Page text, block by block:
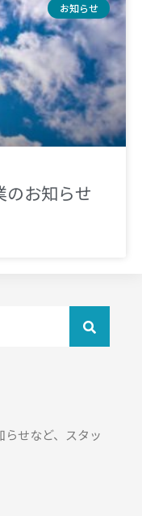
お知らせ
のお知らせ
せなど、スタッ